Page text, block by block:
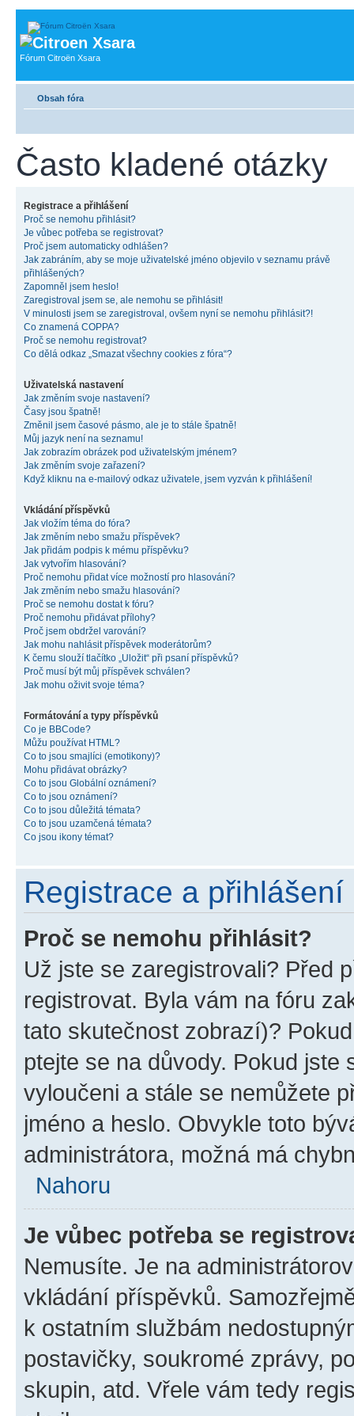
Fórum Citroën Xsara
Obsah fóra
Často kladené otázky
Registrace a přihlášení
Proč se nemohu přihlásit?
Je vůbec potřeba se registrovat?
Proč jsem automaticky odhlášen?
Jak zabráním, aby se moje uživatelské jméno objevilo v seznamu právě
přihlášených?
Zapomněl jsem heslo!
Zaregistroval jsem se, ale nemohu se přihlásit!
V minulosti jsem se zaregistroval, ovšem nyní se nemohu přihlásit?!
Co znamená COPPA?
Proč se nemohu registrovat?
Co dělá odkaz „Smazat všechny cookies z fóra“?
Uživatelská nastavení
Jak změním svoje nastavení?
Časy jsou špatně!
Změnil jsem časové pásmo, ale je to stále špatně!
Můj jazyk není na seznamu!
Jak zobrazím obrázek pod uživatelským jménem?
Jak změním svoje zařazení?
Když kliknu na e-mailový odkaz uživatele, jsem vyzván k přihlášení!
Vkládání příspěvků
Jak vložím téma do fóra?
Jak změním nebo smažu příspěvek?
Jak přidám podpis k mému příspěvku?
Jak vytvořím hlasování?
Proč nemohu přidat více možností pro hlasování?
Jak změním nebo smažu hlasování?
Proč se nemohu dostat k fóru?
Proč nemohu přidávat přílohy?
Proč jsem obdržel varování?
Jak mohu nahlásit příspěvek moderátorům?
K čemu slouží tlačítko „Uložit“ při psaní příspěvků?
Proč musí být můj příspěvek schválen?
Jak mohu oživit svoje téma?
Formátování a typy příspěvků
Co je BBCode?
Můžu používat HTML?
Co to jsou smajlíci (emotikony)?
Mohu přidávat obrázky?
Co to jsou Globální oznámení?
Co to jsou oznámení?
Co to jsou důležitá témata?
Co to jsou uzamčená témata?
Co jsou ikony témat?
Registrace a přihlášení
Proč se nemohu přihlásit?
Už jste se zaregistrovali? Před
registrovat. Byla vám na fóru
tato skutečnost zobrazí)?
ptejte se na důvody. Pokud jste
vyloučeni a stále se nemůžete
jméno a heslo. Obvykle toto
administrátora, možná má
Nahoru
Je vůbec potřeba se
Nemusíte. Je na
vkládání příspěvků.
k ostatním službám
postavičky, soukromé zprávy,
skupin, atd. Vřele vám tedy